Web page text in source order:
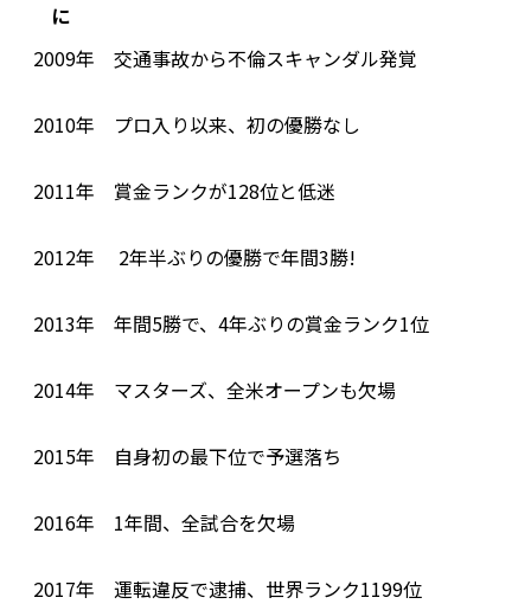
に
2009年 交通事故から不倫スキャンダル発覚
2010年 プロ入り以来、初の優勝なし
2011年 賞金ランクが128位と低迷
2012年 2年半ぶりの優勝で年間3勝!
2013年 年間5勝で、4年ぶりの賞金ランク1位
2014年 マスターズ、全米オープンも欠場
2015年 自身初の最下位で予選落ち
2016年 1年間、全試合を欠場
2017年 運転違反で逮捕、世界ランク1199位